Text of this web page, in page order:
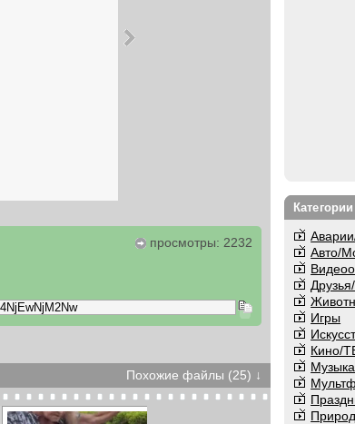
просмотры: 2232
Похожие файлы (25) ↓
Категории
Авто/
Игры
Кино/